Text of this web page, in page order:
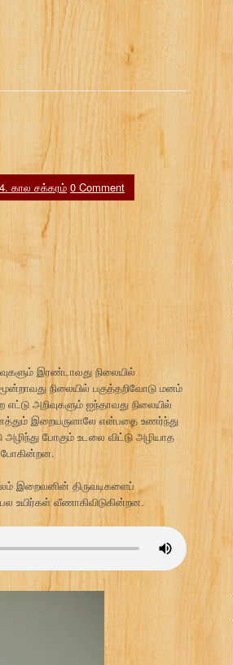
கால சக்கரம் 0 Comment
இரண்டாவது நிலையில்
நிலையில் பகுத்தறிவோடு மனம்
அறிவுகளும் ஐந்தாவது நிலையில்
இறையருளாலே என்பதை உணர்ந்து
போகும் உடலை விட்டு அழியாத
போகின்றன.
இறைவனின் திருவடிகளைப்
பல உயிர்கள் வீணாகிவிடுகின்றன.